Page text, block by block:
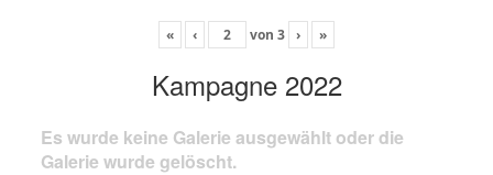
« ‹ von 3 › »
Kampagne 2022
Es wurde keine Galerie ausgewählt oder die
Galerie wurde gelöscht.